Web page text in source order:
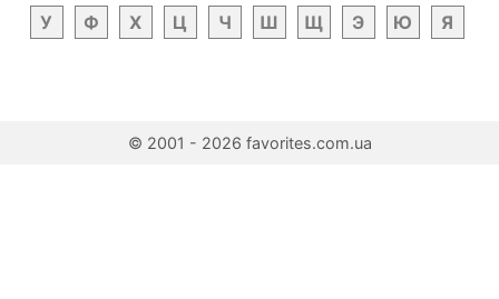
У Ф Х Ц Ч Ш Щ Э Ю Я
© 2001 - 2026 favorites.com.ua